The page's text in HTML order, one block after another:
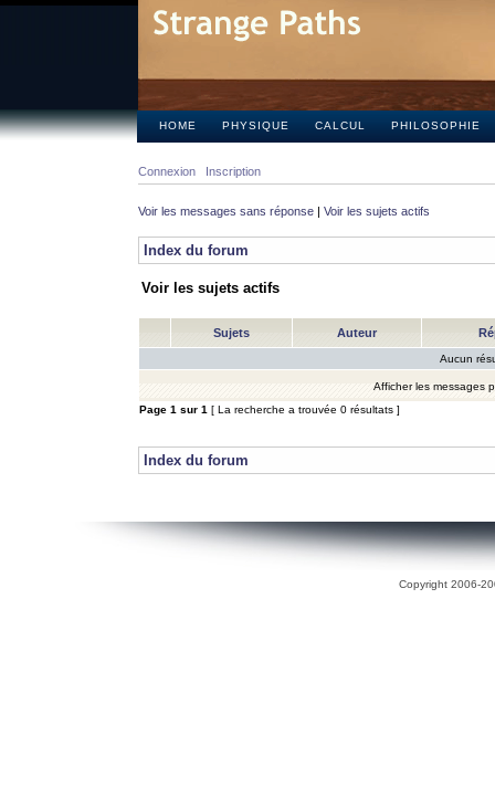
HOME PHYSIQUE CALCUL PHILOSOPHIE
Connexion Inscription
Voir les messages sans réponse | Voir les sujets actifs
Index du forum
Voir les sujets actifs
Sujets Auteur
Aucun
Afficher les messages
Page 1 sur 1 [ La recherche a trouvée 0 résultats ]
Index du forum
Copyright 2006-